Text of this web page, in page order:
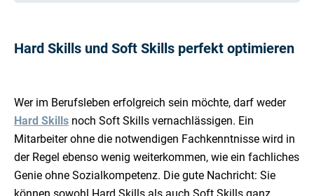
Hard Skills und Soft Skills perfekt optimieren
Wer im Berufsleben erfolgreich sein möchte, darf weder
Hard Skills noch Soft Skills vernachlässigen. Ein
Mitarbeiter ohne die notwendigen Fachkenntnisse wird in
der Regel ebenso wenig weiterkommen, wie ein fachliches
Genie ohne Sozialkompetenz. Die gute Nachricht: Sie